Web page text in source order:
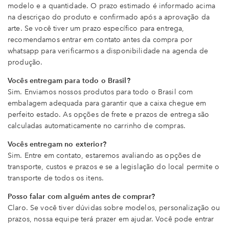
modelo e a quantidade. O prazo estimado é informado acima
na descriçao do produto e confirmado após a aprovação da
arte. Se você tiver um prazo específico para entrega,
recomendamos entrar em contato antes da compra por
whatsapp para verificarmos a disponibilidade na agenda de
produção.
Vocês entregam para todo o Brasil?
Sim. Enviamos nossos produtos para todo o Brasil com
embalagem adequada para garantir que a caixa chegue em
perfeito estado. As opções de frete e prazos de entrega são
calculadas automaticamente no carrinho de compras.
Vocês entregam no exterior?
Sim. Entre em contato, estaremos avaliando as opções de
transporte, custos e prazos e se a legislação do local permite o
transporte de todos os itens.
Posso falar com alguém antes de comprar?
Claro. Se você tiver dúvidas sobre modelos, personalização ou
prazos, nossa equipe terá prazer em ajudar. Você pode entrar